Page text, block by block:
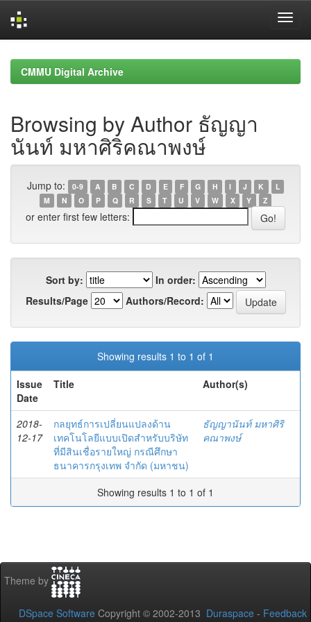
navigationCMMU Digital Archive
Browsing by Author ธัญญา
นันท์ มหาศิริคณาพงษ์
Jump to: 0-9 A B C D E F G H I J K
L
M
N O P Q R S T U V W X Y Z
or enter first few letters:
Sort by:
In order:
Results/Page
Authors/Record:
Showing results 1 to 1 of 1
Issue
Date
Title Author(s)
2018-
12-17
กลยุทธ์การเปลี่ยนแปลงด้าน
เทคโนโลยีแบบเปิดสำหรับบริษัท
ที่มีสินเชื่อรายใหญ่ กรณีศึกษา
ธนาคารกรุงเทพ จำกัด (มหาชน)
ธัญญานันท์ มหาศิริ
คณาพงษ์
Showing results 1 to 1 of 1
Theme by
DSpace Software Copyright © 2002-2013 Duraspace - Feedback